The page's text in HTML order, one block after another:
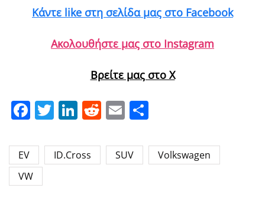
Κάντε like στη σελίδα μας στο Facebook
Ακολουθήστε μας στο Instagram
Βρείτε μας στο X
Facebook
Twitter
LinkedIn
Reddit
Email
EV ID.Cross SUV
Volkswagen
VW